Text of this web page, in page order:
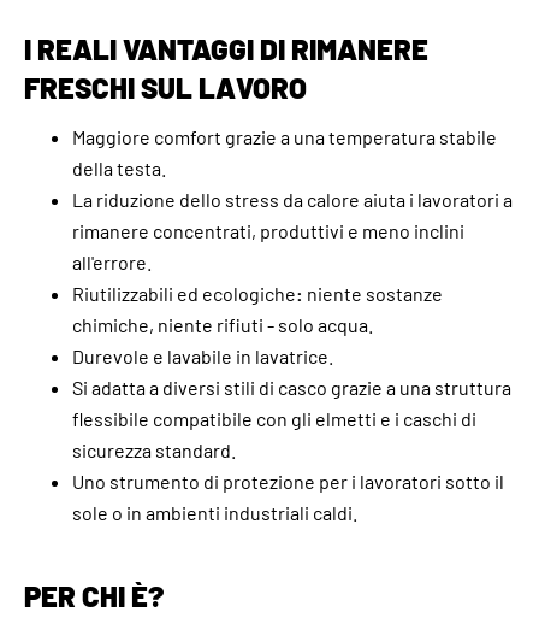
I REALI VANTAGGI DI RIMANERE
FRESCHI SUL LAVORO
Maggiore comfort grazie a una temperatura stabile
della testa.
La riduzione dello stress da calore aiuta i lavoratori a
rimanere concentrati, produttivi e meno inclini
all'errore.
Riutilizzabili ed ecologiche: niente sostanze
chimiche, niente rifiuti - solo acqua.
Durevole e lavabile in lavatrice.
Si adatta a diversi stili di casco grazie a una struttura
flessibile compatibile con gli elmetti e i caschi di
sicurezza standard.
Uno strumento di protezione per i lavoratori sotto il
sole o in ambienti industriali caldi.
PER CHI È?